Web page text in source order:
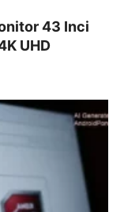
43 Inci
UHD